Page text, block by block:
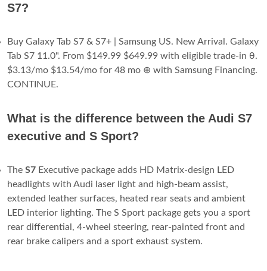
S7?
Buy Galaxy Tab S7 & S7+ | Samsung US. New Arrival. Galaxy
Tab S7 11.0". From $149.99 $649.99 with eligible trade-in θ.
$3.13/mo $13.54/mo for 48 mo ⊕ with Samsung Financing.
CONTINUE.
What is the difference between the Audi S7
executive and S Sport?
The S7 Executive package adds HD Matrix-design LED
headlights with Audi laser light and high-beam assist,
extended leather surfaces, heated rear seats and ambient
LED interior lighting. The S Sport package gets you a sport
rear differential, 4-wheel steering, rear-painted front and
rear brake calipers and a sport exhaust system.